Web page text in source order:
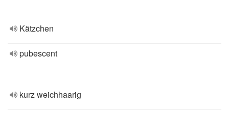
Kätzchen
pubescent
kurz weichhaarig